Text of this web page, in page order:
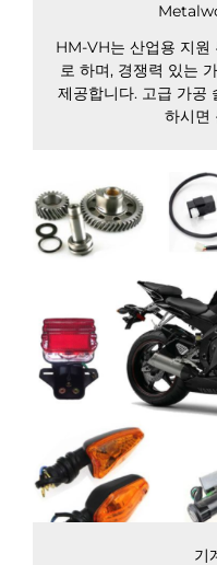
HM-VH는 산업용 지원
로 하며, 경쟁력 있는
제공합니다. 고급 가공
하시면
기